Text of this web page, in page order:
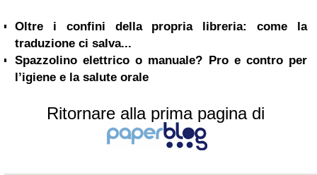
Oltre i confini della propria libreria: come la
traduzione ci salva...
Spazzolino elettrico o manuale? Pro e contro per
l’igiene e la salute orale
Ritornare alla prima pagina di